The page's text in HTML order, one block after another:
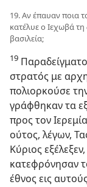
19. Αν έπαυαν ποια
κατέλυε ο Ιεχωβά
βασιλεία;
19
στρατός με
πολιορκούσε
γράφθηκαν τα
προς τον
ούτος, λέγων,
Κύριος
κατεφρόνησαν
έθνος εις